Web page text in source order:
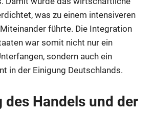
was zu einem intensiveren
führte. Die Integration
war somit nicht nur ein
sondern auch ein
in der Einigung Deutschlands.
des Handels und der